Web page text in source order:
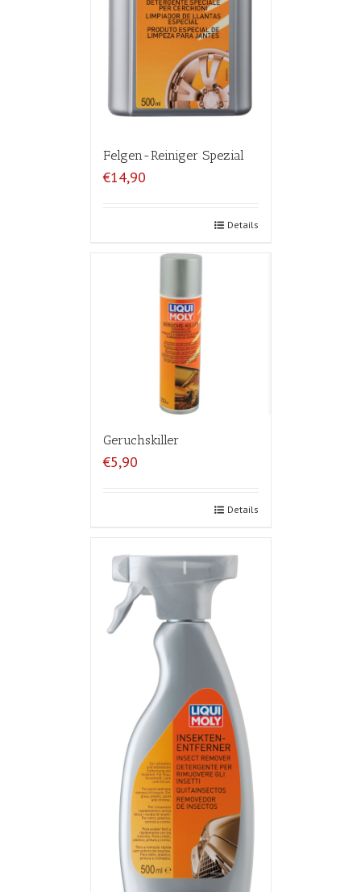
Felgen-Reiniger Spezial
€14,90
Details
Geruchskiller
€5,90
Details